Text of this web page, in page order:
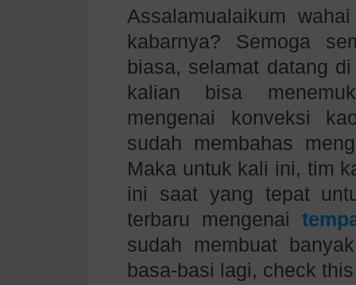
Assalamualaikum
kabarnya? Semoga
biasa, selamat datang
kalian bisa
mengenai konveksi
sudah membahas
Maka untuk kali ini, tim
ini saat yang tepat
terbaru mengenai
sudah membuat
basa-basi lagi, check